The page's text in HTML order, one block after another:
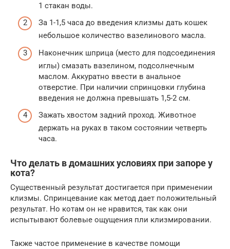
1 стакан воды.
За 1-1,5 часа до введения клизмы дать кошек
небольшое количество вазелинового масла.
Наконечник шприца (место для подсоединения
иглы) смазать вазелином, подсолнечным
маслом. Аккуратно ввести в анальное
отверстие. При наличии спринцовки глубина
введения не должна превышать 1,5-2 см.
Зажать хвостом задний проход. Животное
держать на руках в таком состоянии четверть
часа.
Что делать в домашних условиях при запоре у
кота?
Существенный результат достигается при применении
клизмы. Спринцевание как метод дает положительный
результат. Но котам он не нравится, так как они
испытывают болевые ощущения пли клизмировании.
Также частое применение в качестве помощи